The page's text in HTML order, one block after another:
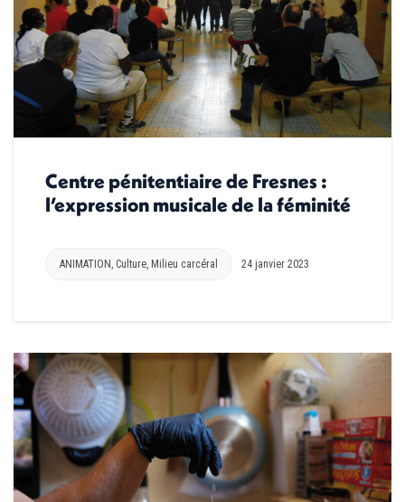
Centre pénitentiaire de Fresnes :
l’expression musicale de la féminité
ANIMATION , Culture, Milieu carcéral 24 janvier 2023